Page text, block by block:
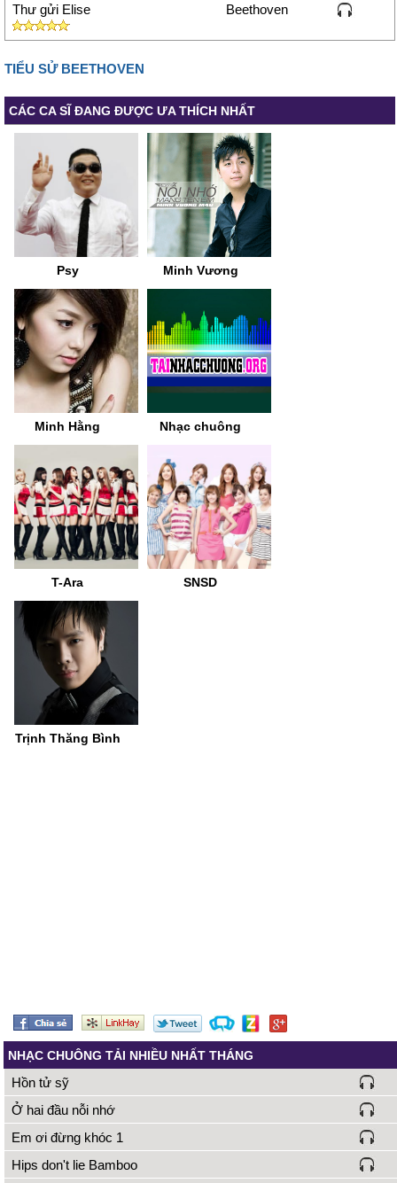
Thư gửi Elise Beethoven
TIỂU SỬ BEETHOVEN
CÁC CA SĨ ĐANG ĐƯỢC ƯA THÍCH NHẤT
Psy Minh Vương
Minh Hằng Nhạc chuông
T-Ara SNSD
Trịnh Thăng Bình
NHẠC CHUÔNG TẢI NHIỀU NHẤT THÁNG
Hồn tử sỹ
Ở hai đầu nỗi nhớ
Em ơi đừng khóc 1
Hips don't lie Bamboo